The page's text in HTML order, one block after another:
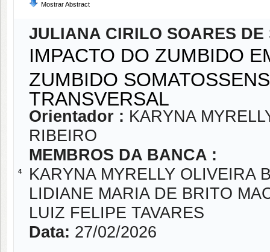
Mostrar Abstract
4
JULIANA CIRILO SOARES DE
IMPACTO DO ZUMBIDO
ZUMBIDO
TRANSVERSAL
Orientador : KARYNA
RIBEIRO
MEMBROS DA BANCA :
KARYNA MYRELLY OLIVEIRA
LIDIANE MARIA DE BRITO
LUIZ FELIPE TAVARES
Data: 27/02/2026